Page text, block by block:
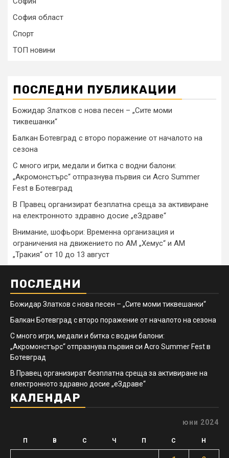
София област
Спорт
ТОП новини
ПОСЛЕДНИ ПУБЛИКАЦИИ
Божидар Златков с нова песен – „Сите моми
тиквешанки“
Балкан Ботевград с второ поражение от началото на
сезона
С много игри, медали и битка с водни балони:
„Акромонстърс“ отпразнува първия си Acro Summer
Fest в Ботевград
В Правец организират безплатна среща за активиране
на електронното здравно досие „еЗдраве“
Внимание, шофьори: Временна организация и
ограничения на движението по АМ „Хемус“ и АМ
„Тракия“ от 10 до 13 август
ПОСЛЕДНИ
Божидар Златков с нова песен – „Сите моми тиквешанки“
Балкан Ботевград с второ поражение от началото на сезона
С много игри, медали и битка с водни балони:
„Акромонстърс“ отпразнува първия си Acro Summer Fest в
Ботевград
В Правец организират безплатна среща за активиране на
електронното здравно досие „еЗдраве“
КАЛЕНДАР
юни 2024
П В С Ч П С Н